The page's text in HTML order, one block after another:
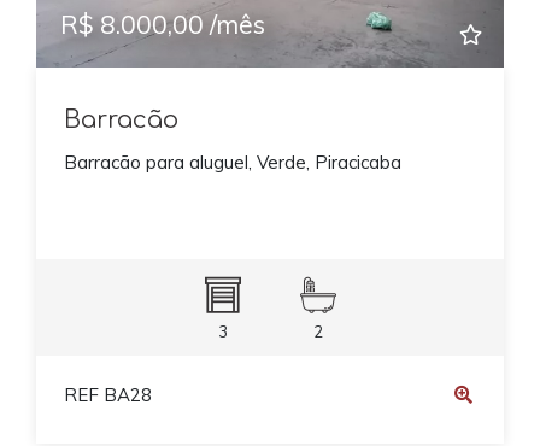
R$ 8.000,00 /mês
Barracão
Barracão para aluguel, Verde, Piracicaba
3 2
REF BA28